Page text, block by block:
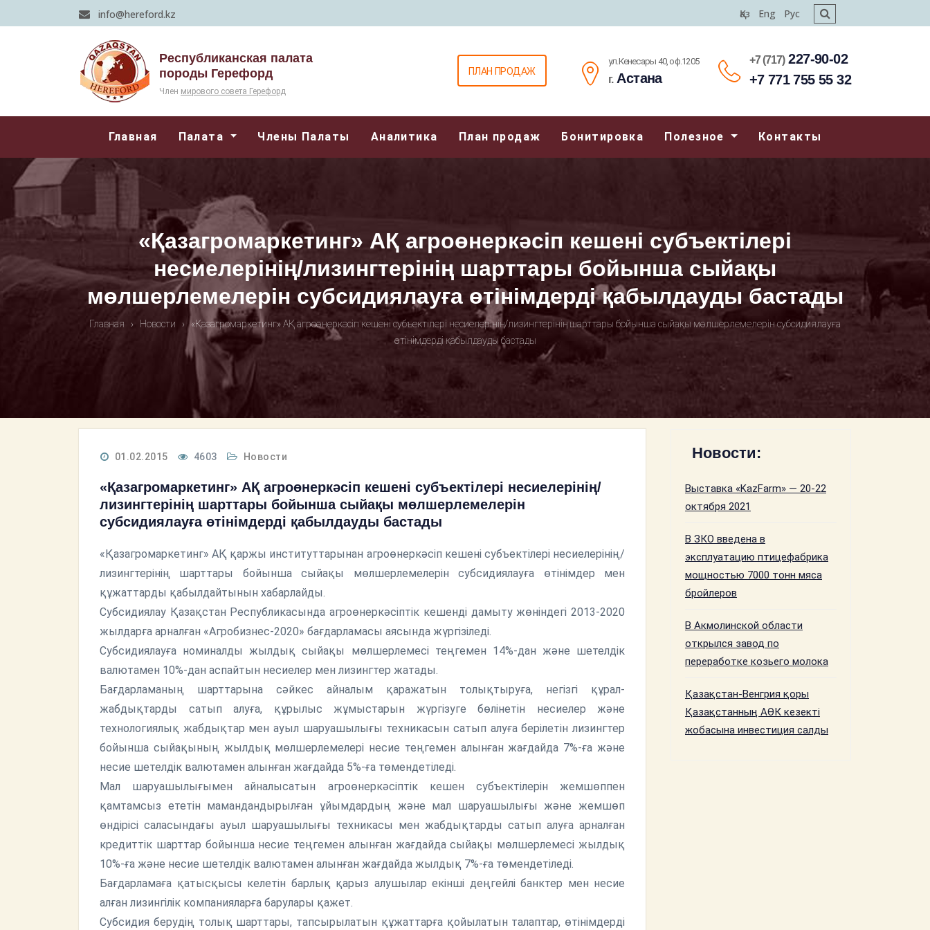
info@hereford.kz Қаз Eng Рус
Республиканская палата
породы Герефорд
Член мирового совета Герефорд
ПЛАН ПРОДАЖ
ул.Кенесары 40, оф.1205
г.Астана
+7 (717)227-90-02
+7 771 755 55 32
Главная Палата Члены Палаты Аналитика План продаж Бонитировка Полезное Контакты
«Қазагромаркетинг» АҚ агроөнеркәсіп кешені субъектілері
несиелерінің/лизингтерінің шарттары бойынша сыйақы
мөлшерлемелерін субсидиялауға өтінімдерді қабылдауды бастады
Главная › Новости ›
«Қазагромаркетинг» АҚ агроөнеркәсіп кешені субъектілері несиелерінің/лизингтерінің шарттары бойынша сыйақы мөлшерлемелерін субсидиялауға
өтінімдерді қабылдауды бастады
01.02.2015 4603 Новости
«Қазагромаркетинг» АҚ агроөнеркәсіп кешені субъектілері несиелерінің/
лизингтерінің шарттары бойынша сыйақы мөлшерлемелерін
субсидиялауға өтінімдерді қабылдауды бастады
«Қазагромаркетинг» АҚ қаржы институттарынан агроөнеркәсіп кешені субъектілері несиелерінің/
лизингтерінің шарттары бойынша сыйақы мөлшерлемелерін субсидиялауға өтінімдер мен
құжаттарды қабылдайтынын хабарлайды.
Субсидиялау Қазақстан Республикасында агроөнеркәсіптік кешенді дамыту жөніндегі 2013-2020
жылдарға арналған «Агробизнес-2020» бағдарламасы аясында жүргізіледі.
Субсидиялауға номиналды жылдық сыйақы мөлшерлемесі теңгемен 14%-дан және шетелдік
валютамен 10%-дан аспайтын несиелер мен лизингтер жатады.
Бағдарламаның шарттарына сәйкес айналым қаражатын толықтыруға, негізгі құрал-
жабдықтарды сатып алуға, құрылыс жұмыстарын жүргізуге бөлінетін несиелер және
технологиялық жабдықтар мен ауыл шаруашылығы техникасын сатып алуға берілетін лизингтер
бойынша сыйақының жылдық мөлшерлемелері несие теңгемен алынған жағдайда 7%-ға және
несие шетелдік валютамен алынған жағдайда 5%-ға төмендетіледі.
Мал шаруашылығымен айналысатын агроөнеркәсіптік кешен субъектілерін жемшөппен
қамтамсыз ететін мамандандырылған ұйымдардың және мал шаруашылығы және жемшөп
өндірісі саласындағы ауыл шаруашылығы техникасы мен жабдықтарды сатып алуға арналған
кредиттік шарттар бойынша несие теңгемен алынған жағдайда сыйақы мөлшерлемесі жылдық
10%-ға және несие шетелдік валютамен алынған жағдайда жылдық 7%-ға төмендетіледі.
Бағдарламаға қатысқысы келетін барлық қарыз алушылар екінші деңгейлі банктер мен несие
алған лизингілік компанияларға барулары қажет.
Субсидия берудің толық шарттары, тапсырылатын құжаттарға қойылатын талаптар, өтінімдерді
Новости:
Выставка «KazFarm» — 20-22
октября 2021
В ЗКО введена в
эксплуатацию птицефабрика
мощностью 7000 тонн мяса
бройлеров
В Акмолинской области
открылся завод по
переработке козьего молока
Қазақстан-Венгрия қоры
Қазақстанның АӨК кезекті
жобасына инвестиция салды